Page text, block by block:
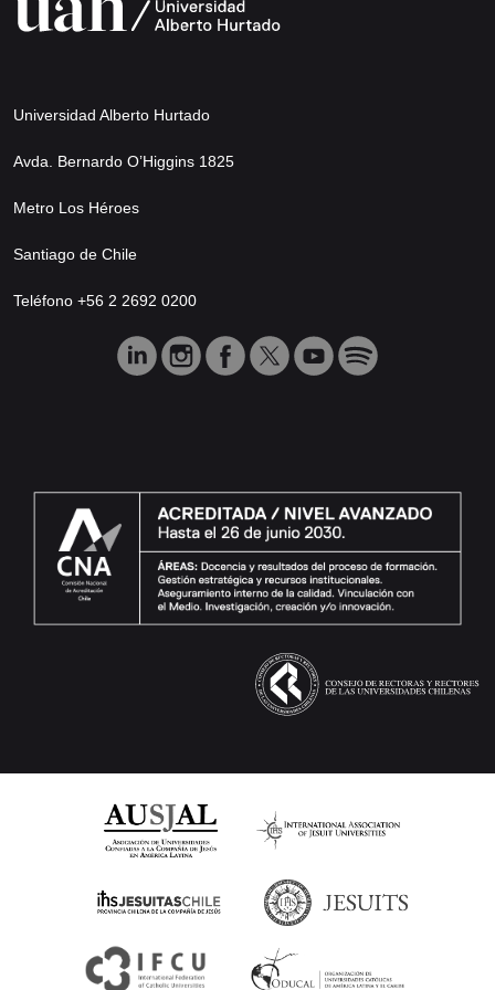
Universidad Alberto Hurtado
Avda. Bernardo O’Higgins 1825
Metro Los Héroes
Santiago de Chile
Teléfono +56 2 2692 0200